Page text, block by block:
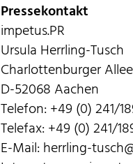
Pressekontakt
impetus.PR
Ursula Herrling-Tusch
Charlottenburger
D-52068 Aachen
Telefon: +49 (0) 241/
Telefax: +49 (0) 241/
E-Mail: herrling-